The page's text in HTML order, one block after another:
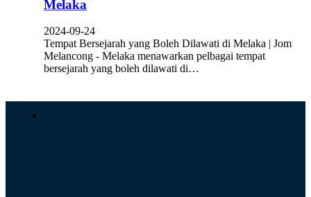
Melaka
2024-09-24
Tempat Bersejarah yang Boleh Dilawati di Melaka | Jom
Melancong - Melaka menawarkan pelbagai tempat
bersejarah yang boleh dilawati di…